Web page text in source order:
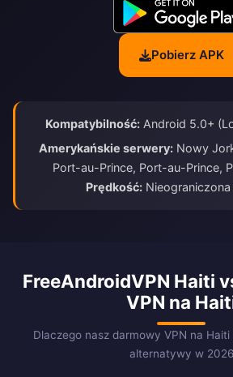
Pobierz APK
Kompatybilność:Android 5.0+
Amerykańskie serwery: Nowy
Port-au-Prince, Port-au-Prince,
Prędkość:Nieograniczona
FreeAndroidVPN Haiti
VPN na
Dlaczego nasz darmowy VPN na Haiti
alternatywy w 2026